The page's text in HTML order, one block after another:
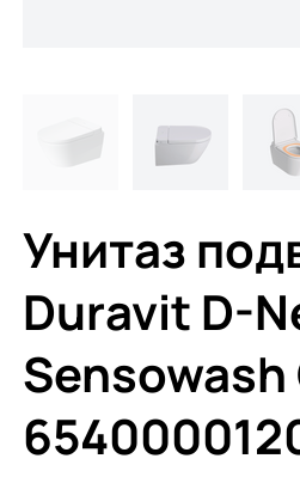
Унитаз
Duravit D-